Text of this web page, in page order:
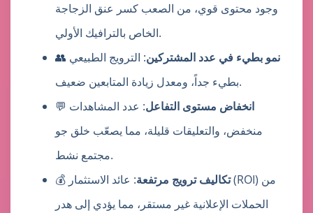
وجود محتوى قوي، من الصعب كسر عنق الزجاجة
الخاص بالترافيك الأولي.
👥
نمو بطيء في عدد المشتركين: الترويج الطبيعي
بطيء جداً، ومعدل زيادة المتابعين ضعيف.
💬
انخفاض مستوى التفاعل: عدد المشاهدات
منخفض، والتعليقات قليلة، مما يصعّب خلق جو
مجتمع نشط.
💰
تكاليف ترويج مرتفعة: عائد الاستثمار (ROI) من
الحملات الإعلانية غير مستقر، مما يؤدي إلى هدر